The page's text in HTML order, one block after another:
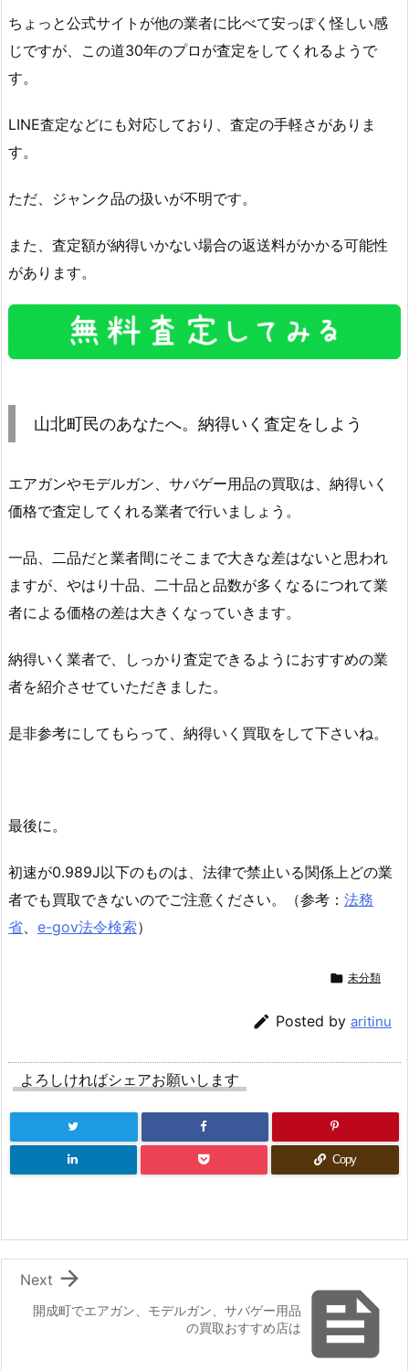
ちょっと公式サイトが他の業者に比べて安っぽく怪しい感
じですが、この道30年のプロが査定をしてくれるようで
す。
LINE査定などにも対応しており、査定の手軽さがありま
す。
ただ、ジャンク品の扱いが不明です。
また、査定額が納得いかない場合の返送料がかかる可能性
があります。
山北町民のあなたへ。納得いく査定をしよう
エアガンやモデルガン、サバゲー用品の買取は、納得いく
価格で査定してくれる業者で行いましょう。
一品、二品だと業者間にそこまで大きな差はないと思われ
ますが、やはり十品、二十品と品数が多くなるにつれて業
者による価格の差は大きくなっていきます。
納得いく業者で、しっかり査定できるようにおすすめの業
者を紹介させていただきました。
是非参考にしてもらって、納得いく買取をして下さいね。
最後に。
初速が0.989J以下のものは、法律で禁止いる関係上どの業
者でも買取できないのでご注意ください。（参考： 法務
省、 e-gov法令検索）
 未分類
 Posted by aritinu
よろしければシェアお願いします
Copy

開成町でエアガン、モデルガン、サバゲー用品
の買取おすすめ店は

Next